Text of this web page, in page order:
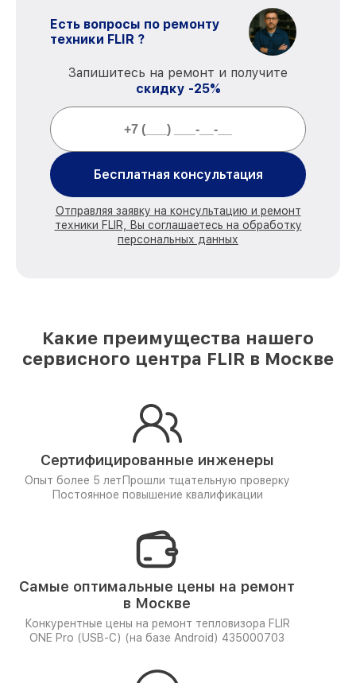
Есть вопросы по ремонту
техники FLIR ?
Запишитесь на ремонт и получите
скидку -25%
Бесплатная консультация
Отправляя заявку на консультацию и ремонт
техники FLIR, Вы соглашаетесь на обработку
персональных данных
Какие преимущества нашего
сервисного центра FLIR в Москве
Сертифицированные инженеры
Опыт более 5 лет Прошли тщательную проверку
Постоянное повышение квалификации
Самые оптимальные цены на ремонт
в Москве
Конкурентные цены на ремонт тепловизора FLIR
ONE Pro (USB-C) (на базе Android) 435000703